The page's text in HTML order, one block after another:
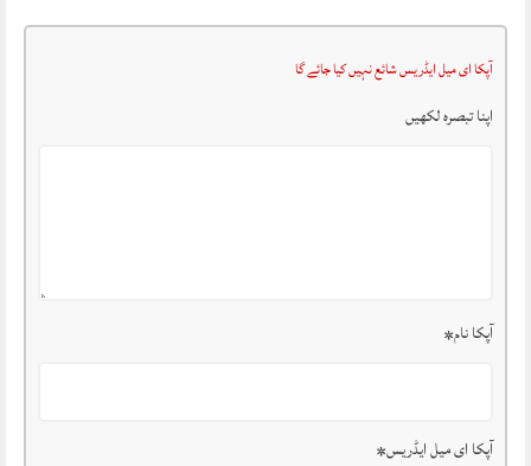
آپکا ای میل ایڈریس شائع نہیں کیا جائے گا
اپنا تبصرہ لکھیں
آپکا نام*
آپکا ای میل ایڈریس*